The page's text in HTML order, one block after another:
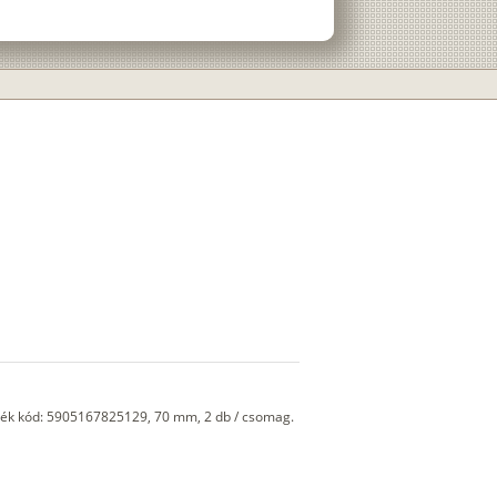
kód: 5905167825129, 70 mm, 2 db / csomag.